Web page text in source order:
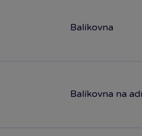
Balíkovna
Balíkovna na